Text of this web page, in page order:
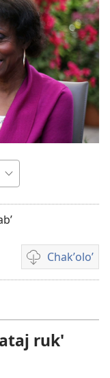
Chakʼoloʼ
Video
recordings
ruk'